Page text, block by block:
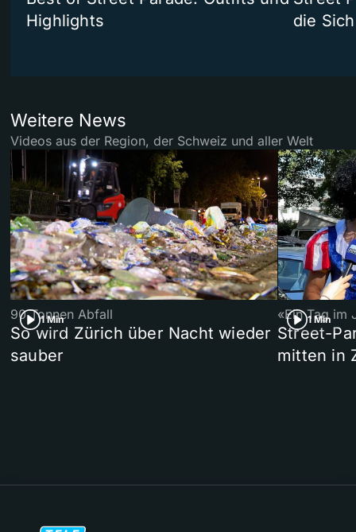
Highlights
die
Weitere News
Videos aus der Region, der Schweiz und aller Welt
1 Min
90 Tonnen Abfall
So wird Zürich über Nacht wieder
sauber
1 Min
«Ein Tag im
Street-
mitten in